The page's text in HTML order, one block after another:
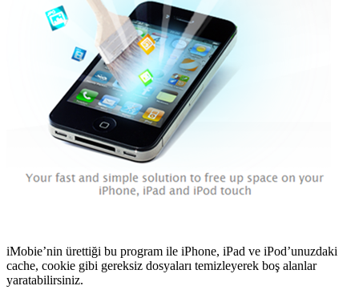
iMobie’nin ürettiği bu program ile iPhone, iPad ve iPod’unuzdaki
cache, cookie gibi gereksiz dosyaları temizleyerek boş alanlar
yaratabilirsiniz.